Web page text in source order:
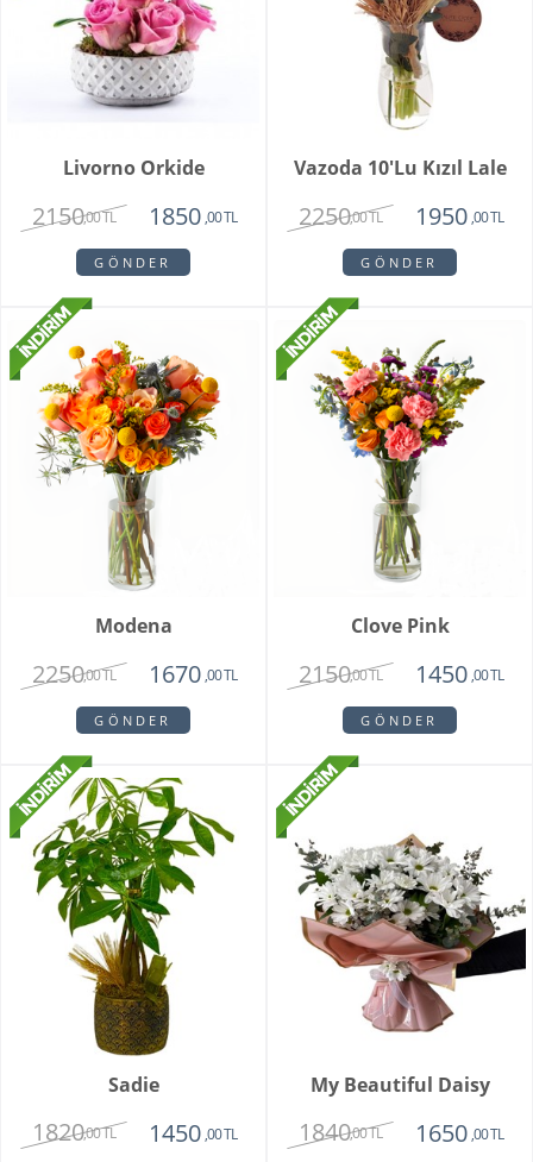
Livorno Orkide
2150,00 TL 1850 ,00 TL
GÖNDER
Vazoda 10'lu Kızıl Lale
2250,00 TL 1950 ,00 TL
GÖNDER
Modena
2250,00 TL 1670,00 TL
GÖNDER
Clove Pink
2150,00 TL 1450,00 TL
GÖNDER
Sadie
1820,00 TL 1450 ,00 TL
My Beautiful Daisy
1840,00 TL 1650 ,00 TL